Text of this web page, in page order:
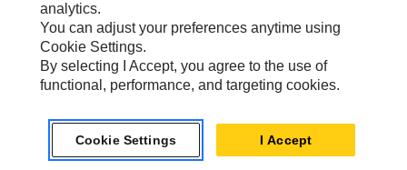
Hukum
Privasi
Asia Tenggara© 2026 Caterpillar. Hak Dilindungi UU.
analytics.
You can adjust your preferences anytime using
Cookie Settings.
By selecting I Accept, you agree to the use of
functional, performance, and targeting cookies.
Cookie Settings I Accept